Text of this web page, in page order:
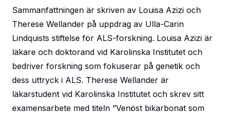
Sammanfattningen är skriven av Louisa Azizi och
Therese Wellander på uppdrag av Ulla-Carin
Lindquists stiftelse för ALS-forskning. Louisa Azizi är
läkare och doktorand vid Karolinska Institutet och
bedriver forskning som fokuserar på genetik och
dess uttryck i ALS. Therese Wellander är
läkarstudent vid Karolinska Institutet och skrev sitt
examensarbete med titeln ”Venöst bikarbonat som